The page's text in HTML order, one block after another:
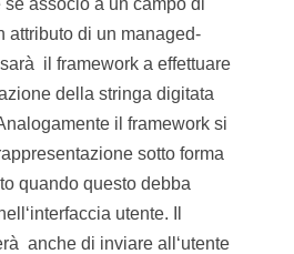
associo a un campo di
attributo di un managed-
il framework a effettuare
della stringa digitata
il framework si
sotto forma
quando questo debba
utente. Il
anche di inviare all‘utente